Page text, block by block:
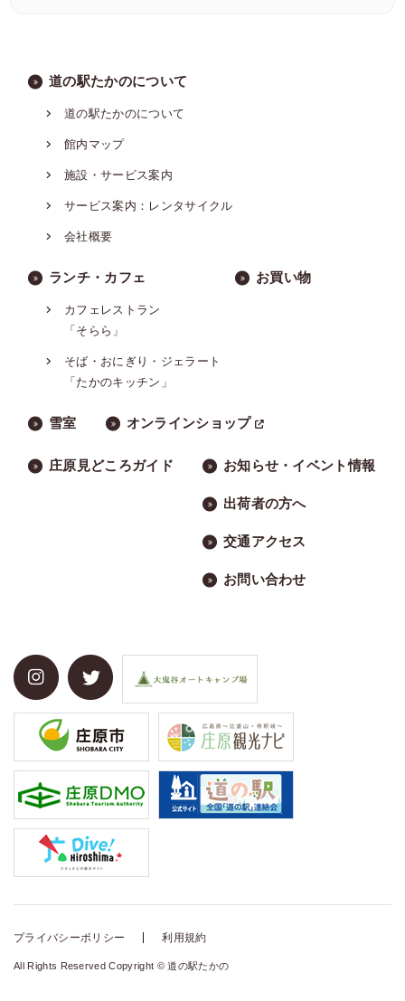
道の駅たかのについて
道の駅たかのについて
館内マップ
施設・サービス案内
サービス案内：レンタサイクル
会社概要
ランチ・カフェ
カフェレストラン
「そらら」
そば・おにぎり・ジェラート
「たかのキッチン」
お買い物
雪室 オンラインショップ
庄原見どころガイド お知らせ・イベント情報
出荷者の方へ
交通アクセス
お問い合わせ
プライバシーポリシー 利用規約
All Rights Reserved Copyright © 道の駅たかの